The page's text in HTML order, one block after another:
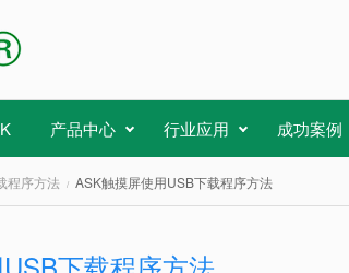
产品中心 行业应用 成功案例
程序方法 ASK触摸屏使用USB下载程序方法